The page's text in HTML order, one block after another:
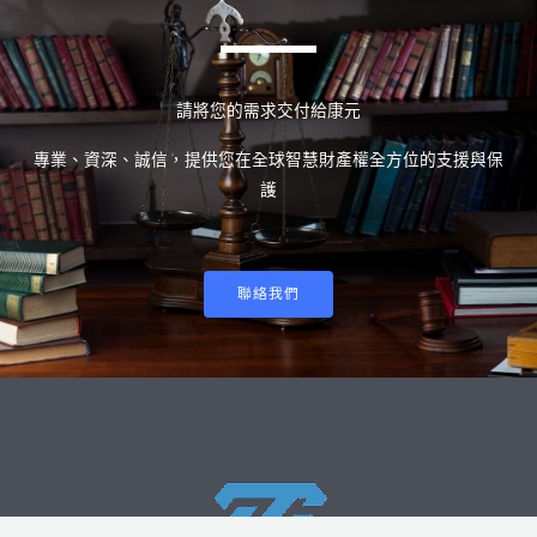
請將您的需求交付給康元
專業、資深、誠信，提供您在全球智慧財產權全方位的支援與保
護
聯絡我們